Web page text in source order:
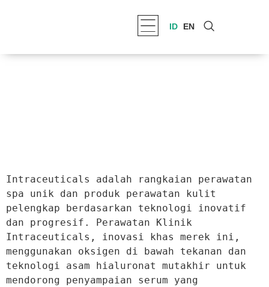
ID EN
Intraceuticals adalah rangkaian perawatan
spa unik dan produk perawatan kulit
pelengkap berdasarkan teknologi inovatif
dan progresif. Perawatan Klinik
Intraceuticals, inovasi khas merek ini,
menggunakan oksigen di bawah tekanan dan
teknologi asam hialuronat mutakhir untuk
mendorong penyampaian serum yang